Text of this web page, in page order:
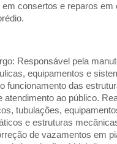
consertos e reparos
Responsável pela
equipamentos e
funcionamento das
atendimento ao público.
tubulações,
e estruturas
de vazamentos em